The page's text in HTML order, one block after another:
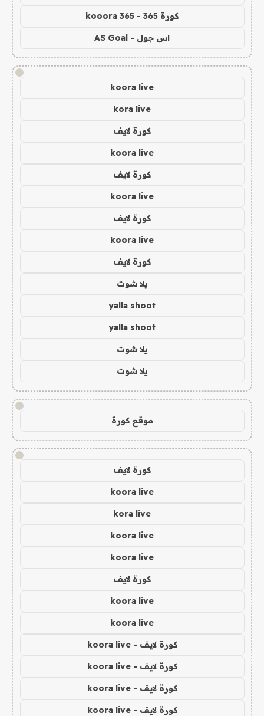
كورة 365 - kooora 365
اس جول - AS Goal
!
koora live
kora live
كورة لايف
koora live
كورة لايف
koora live
كورة لايف
koora live
كورة لايف
يلا شوت
yalla shoot
yalla shoot
يلا شوت
يلا شوت
!
موقع كورة
!
كورة لايف
koora live
kora live
koora live
koora live
كورة لايف
koora live
koora live
كورة لايف - koora live
كورة لايف - koora live
كورة لايف - koora live
كورة لايف - koora live